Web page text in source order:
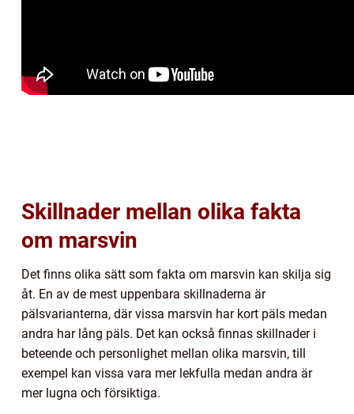
Skillnader mellan olika fakta
om marsvin
Det finns olika sätt som fakta om marsvin kan skilja sig
åt. En av de mest uppenbara skillnaderna är
pälsvarianterna, där vissa marsvin har kort päls medan
andra har lång päls. Det kan också finnas skillnader i
beteende och personlighet mellan olika marsvin, till
exempel kan vissa vara mer lekfulla medan andra är
mer lugna och försiktiga.